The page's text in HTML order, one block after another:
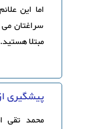
اما این
سراغتان
مبتلا هستید.
پیشگیری
محمد تقی